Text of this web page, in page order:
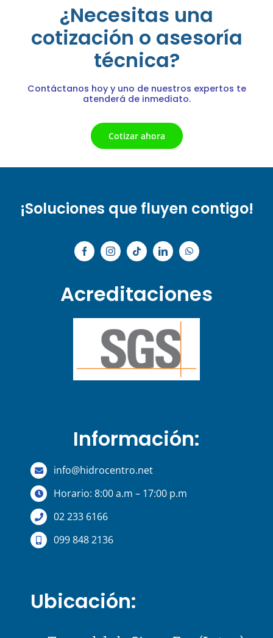
¿Necesitas una
cotización o asesoría
técnica?
Contáctanos hoy y uno de nuestros expertos te
atenderá de inmediato.
Cotizar ahora
¡Soluciones que fluyen contigo!
Acreditaciones
Información:
info@hidrocentro.net
Horario: 8:00 a.m – 17:00 p.m
02 233 6166
099 848 2136
Ubicación: